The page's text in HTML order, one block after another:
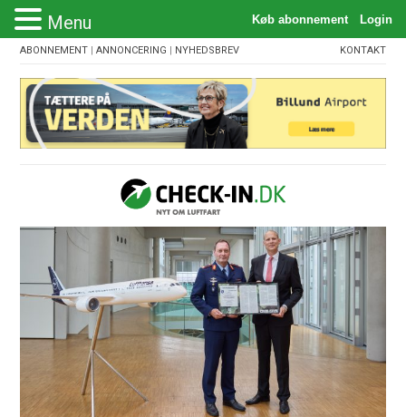
ABONNEMENT |ANNONCERING | NYHEDSBREV KONTAKT
Menu